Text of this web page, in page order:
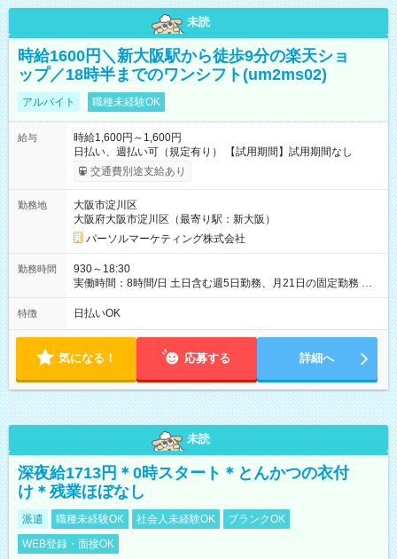
未読
時給1600円＼新大阪駅から徒歩9分の楽天ショ
ップ／18時半までのワンシフト(um2ms02)
アルバイト 職種未経験OK
給与
時給1,600円～1,600円
日払い、週払い可（規定有り） 【試用期間】試用期間なし
交通費別途支給あり
勤務地
大阪市淀川区
大阪府大阪市淀川区（最寄り駅：新大阪）
パーソルマーケティング株式会社
勤務時間
930～18:30
実働時間：8時間/日 土日含む週5日勤務、月21日の固定勤務 ※
実働8h/休憩1h勤務、残業ほぼ無し（5h/月）
特徴 日払いOK
気になる！ 応募する 詳細へ
未読
深夜給1713円＊0時スタート＊とんかつの衣付
け＊残業ほぼなし
派遣 職種未経験OK 社会人未経験OK
ブランクOK
WEB登録・面接OK